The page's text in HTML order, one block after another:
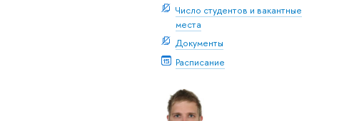
Число студентов и вакантные
места
Документы
Расписание